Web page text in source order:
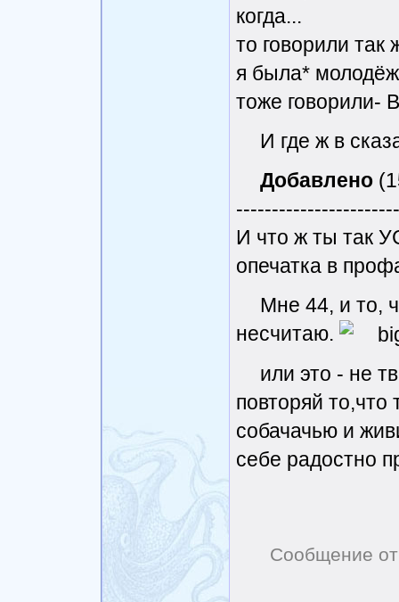
когда...
то говорили так
я была*
тоже говорили-
И где ж в
Добавлено
И что ж ты так
опечатка в
Мне 44, и то,
несчитаю.
или это - не
повторяй то,что
собачачью и
себе радостно
Сообщение